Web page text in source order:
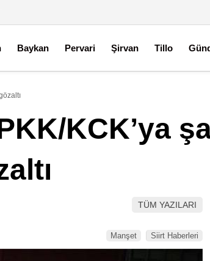
Baykan Pervari Şirvan Tillo
KCK’ya
TÜM YAZILARI
Manşet Siirt Haberleri